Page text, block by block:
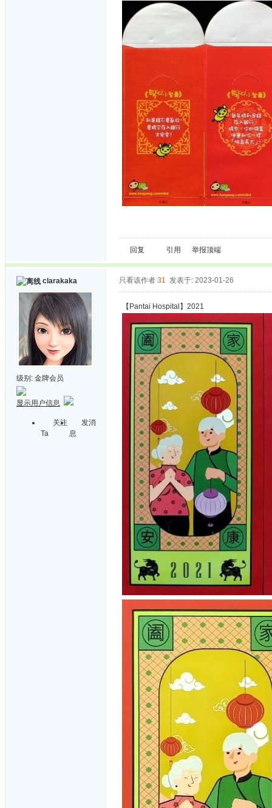
回复 引用 举报顶端
clarakaka
级别: 金牌会员
显示用户信息
关注
Ta
发消
息
只看该作者 31 发表于: 2023-01-26
【Pantai Hospital】2021